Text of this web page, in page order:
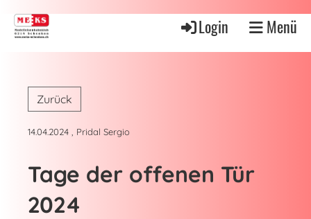
Login Menü
Zurück
14.04.2024 , Pridal Sergio
Tage der offenen Tür
2024